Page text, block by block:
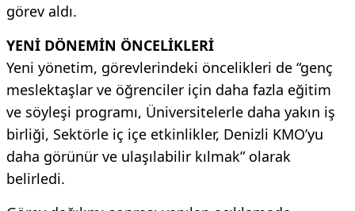
görev aldı.
YENİ DÖNEMİN ÖNCELİKLERİ
Yeni yönetim, görevlerindeki öncelikleri de “genç
meslektaşlar ve öğrenciler için daha fazla eğitim
ve söyleşi programı, Üniversitelerle daha yakın iş
birliği, Sektörle iç içe etkinlikler, Denizli KMO’yu
daha görünür ve ulaşılabilir kılmak” olarak
belirledi.